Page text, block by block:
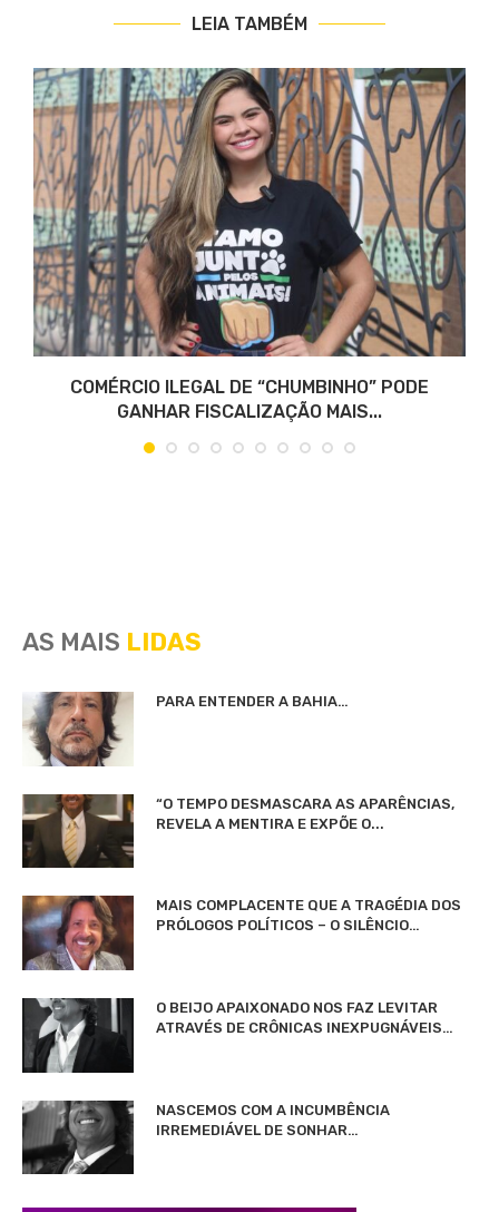
LEIA TAMBÉM
COMÉRCIO ILEGAL DE “CHUMBINHO” PODE
GANHAR FISCALIZAÇÃO MAIS...
AS MAIS LIDAS
PARA ENTENDER A BAHIA…
“O TEMPO DESMASCARA AS APARÊNCIAS,
REVELA A MENTIRA E EXPÕE O...
MAIS COMPLACENTE QUE A TRAGÉDIA DOS
PRÓLOGOS POLÍTICOS – O SILÊNCIO…
O BEIJO APAIXONADO NOS FAZ LEVITAR
ATRAVÉS DE CRÔNICAS INEXPUGNÁVEIS…
NASCEMOS COM A INCUMBÊNCIA
IRREMEDIÁVEL DE SONHAR…